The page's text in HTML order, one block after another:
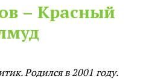
– Красный
Родился в 2001 году.